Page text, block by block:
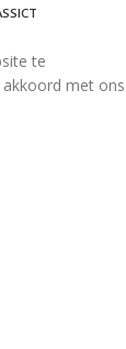
te
met ons